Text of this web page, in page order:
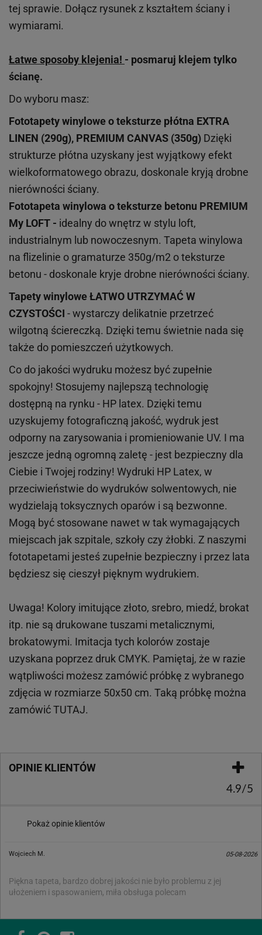
tej sprawie. Dołącz rysunek z kształtem ściany i
wymiarami.
Łatwe sposoby klejenia! - posmaruj klejem tylko
ścianę.
Do wyboru masz:
Fototapety winylowe oteksturze płótna EXTRA
LINEN (290g), PREMIUM CANVAS (350g) Dzięki
strukturze płótna uzyskany jest wyjątkowy efekt
wielkoformatowego obrazu, doskonale kryją drobne
nierówności ściany.
Fototapeta winylowa oteksturze betonu PREMIUM
My LOFT - idealny do wnętrz w stylu loft,
industrialnym lub nowoczesnym. Tapeta winylowa
na flizelinie o gramaturze 350g/m2 o teksturze
betonu - doskonale kryje drobne nierówności ściany.
Tapety winyloweŁATWO UTRZYMAĆ W
CZYSTOŚCI - wystarczy delikatnie przetrzeć
wilgotną ściereczką. Dzięki temu świetnie nada się
także do pomieszczeń użytkowych.
Co do jakości wydruku możesz być zupełnie
spokojny! Stosujemy najlepszą technologię
dostępną na rynku - HP latex. Dzięki temu
uzyskujemy fotograficzną jakość, wydruk jest
odporny na zarysowania i promieniowanie UV. I ma
jeszcze jedną ogromną zaletę - jest bezpieczny dla
Ciebie i Twojej rodziny! Wydruki HP Latex, w
przeciwieństwie do wydruków solwentowych, nie
wydzielają toksycznych oparów i są bezwonne.
Mogą być stosowane nawet w tak wymagających
miejscach jak szpitale, szkoły czy żłobki. Z naszymi
fototapetami jesteś zupełnie bezpieczny i przez lata
będziesz się cieszył pięknym wydrukiem.
Uwaga! Kolory imitujące złoto, srebro, miedź, brokat
itp. nie są drukowane tuszami metalicznymi,
brokatowymi. Imitacja tych kolorów zostaje
uzyskana poprzez druk CMYK. Pamiętaj, że w razie
wątpliwości możesz zamówić próbkę z wybranego
zdjęcia w rozmiarze 50x50 cm. Taką próbkę można
zamówićTUTAJ.
OPINIE KLIENTÓW
4.9/5
Pokaż opinie klientów
Wojciech M. 05-08-2026
Piękna tapeta, bardzo dobrej jakości nie było problemu z jej
ułożeniem i spasowaniem, miła obsługa polecam